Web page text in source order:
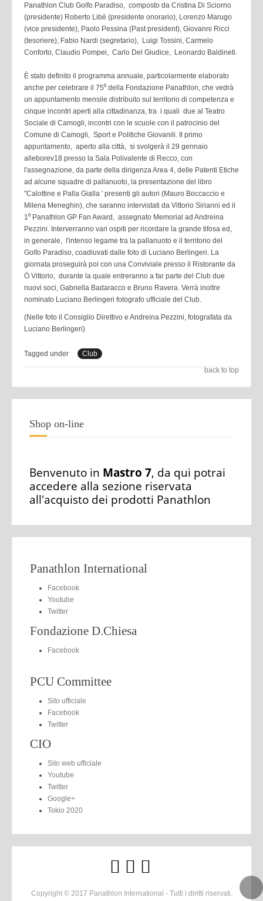
Panathlon Club Golfo Paradiso, composto da Cristina Di Sciorno
(presidente) Roberto Libè (presidente onorario), Lorenzo Marugo
(vice presidente), Paolo Pessina (Past president), Giovanni Ricci
(tesoriere), Fabio Nardi (segretario), Luigi Tossini, Carmelo
Conforto, Claudio Pompei, Carlo Del Giudice, Leonardo Baldineti.
È stato definito il programma annuale, particolarmente elaborato
anche per celebrare il 75⁰ della Fondazione Panathlon, che vedrà
un appuntamento mensile distribuito sul territorio di competenza e
cinque incontri aperti alla cittadinanza, tra i quali due al Teatro
Sociale di Camogli, incontri con le scuole con il patrocinio del
Comune di Camogli, Sport e Politiche Giovanili. Il primo
appuntamento, aperto alla città, si svolgerà il 29 gennaio
alleborev18 presso la Sala Polivalente di Recco, con
l'assegnazione, da parte della dirigenza Area 4, delle Patenti Etiche
ad alcune squadre di pallanuoto, la presentazione del libro
"Calottine e Palla Gialla ' presenti gli autori (Mauro Boccaccio e
Milena Meneghin), che saranno intervistati da Vittorio Sirianni ed il
1⁰ Panathlon GP Fan Award, assegnato Memorial ad Andreina
Pezzini. Interverranno vari ospiti per ricordare la grande tifosa ed,
in generale, l'intenso legame tra la pallanuoto e il territorio del
Golfo Paradiso, coadiuvati dalle foto di Luciano Berlingeri. La
giornata proseguirà poi con una Conviviale presso il Ristorante da
Ö Vittorio, durante la quale entreranno a far parte del Club due
nuovi soci, Gabriella Badaracco e Bruno Ravera. Verrà inoltre
nominato Luciano Berlingeri fotografo ufficiale del Club.
(Nelle foto il Consiglio Direttivo e Andreina Pezzini, fotografata da
Luciano Berlingeri)
Tagged under
Club
back to top
Shop on-line
Benvenuto in Mastro 7, da qui potrai
accedere alla sezione riservata
all'acquisto dei prodotti Panathlon
Panathlon International
Facebook
Youtube
Twitter
Fondazione D.Chiesa
Facebook
PCU Committee
Sito ufficiale
Facebook
Twitter
CIO
Sito web ufficiale
Youtube
Twitter
Google+
Tokio 2020
Copyright © 2017 Panathlon International - Tutti i diritti riservati.